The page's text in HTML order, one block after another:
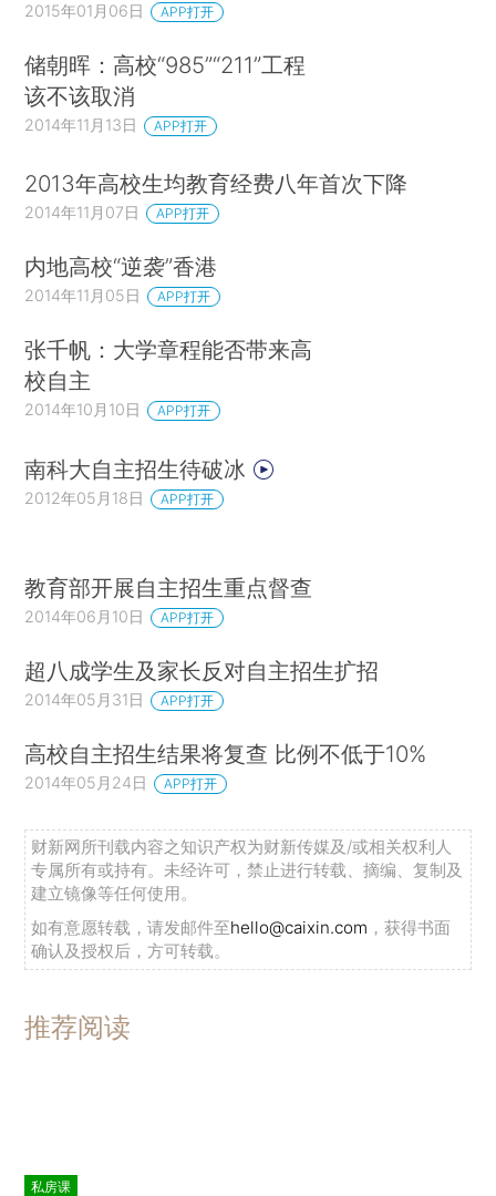
2015年01月06日 APP打开
储朝晖：高校“985”“211”工程
该不该取消
2014年11月13日 APP打开
2013年高校生均教育经费八年首次下降
2014年11月07日 APP打开
内地高校“逆袭”香港
2014年11月05日 APP打开
张千帆：大学章程能否带来高
校自主
2014年10月10日 APP打开
南科大自主招生待破冰
2012年05月18日 APP打开
教育部开展自主招生重点督查
2014年06月10日 APP打开
超八成学生及家长反对自主招生扩招
2014年05月31日 APP打开
高校自主招生结果将复查 比例不低于10%
2014年05月24日 APP打开
财新网所刊载内容之知识产权为财新传媒及/或相关权利人
专属所有或持有。未经许可，禁止进行转载、摘编、复制及
建立镜像等任何使用。
如有意愿转载，请发邮件至hello@caixin.com ，获得书面
确认及授权后，方可转载。
推荐阅读
私房课